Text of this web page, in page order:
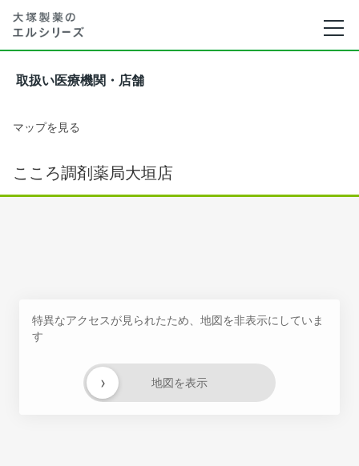
取扱い医療機関・店舗
マップを見る
こころ調剤薬局大垣店
特異なアクセスが見られたため、地図を非表示にしていま
す
地図を表示
›